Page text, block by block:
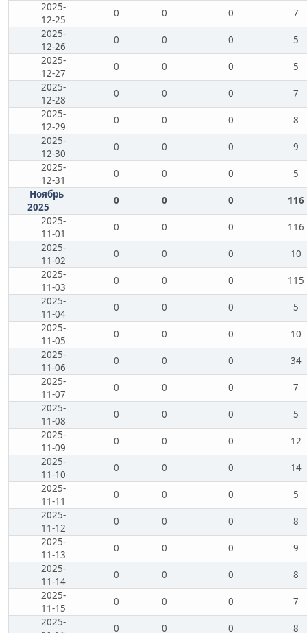
2025-
12-25
0 0 0
7
2025-
12-26
0 0 0
5
2025-
12-27
0 0 0
5
2025-
12-28
0 0 0
7
2025-
12-29
0 0 0
8
2025-
12-30
0 0 0
9
2025-
12-31
0 0 0
5
Ноябрь
2025
0 0 0
116
2025-
11-01
0 0 0
116
2025-
11-02
0 0 0
10
2025-
11-03
0 0 0
115
2025-
11-04
0 0 0
5
2025-
11-05
0 0 0
10
2025-
11-06
0 0 0
34
2025-
11-07
0 0 0
7
2025-
11-08
0 0 0
5
2025-
11-09
0 0 0
12
2025-
11-10
0 0 0
14
2025-
11-11
0 0 0
5
2025-
11-12
0 0 0
8
2025-
11-13
0 0 0
9
2025-
11-14
0 0 0
8
2025-
11-15
0 0 0
7
2025-
0 0 0 8